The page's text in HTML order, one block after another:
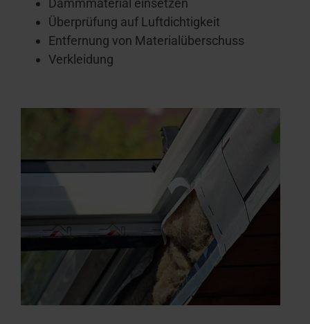
Dämmmaterial einsetzen
Überprüfung auf Luftdichtigkeit
Entfernung von Materialüberschuss
Verkleidung